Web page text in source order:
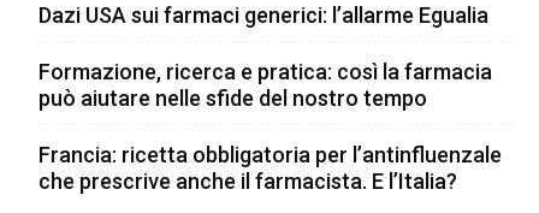
Dazi USA sui farmaci generici: l’allarme Egualia
Formazione, ricerca e pratica: così la farmacia
può aiutare nelle sfide del nostro tempo
Francia: ricetta obbligatoria per l’antinfluenzale
che prescrive anche il farmacista. E l’Italia?